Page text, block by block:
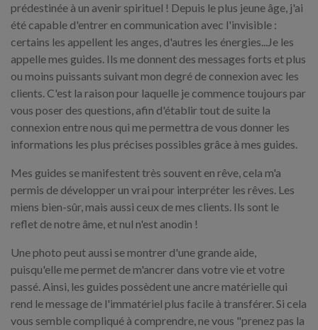
prédestinée à un avenir spirituel ! Depuis le plus jeune âge, j'ai
été capable d'entrer en communication avec l'invisible :
certains les appellent les anges, d'autres les énergies...Je les
appelle mes guides. Ils me donnent des messages forts et plus
ou moins puissants suivant mon degré de connexion avec les
clients. C'est la raison pour laquelle je commence toujours par
vous poser des questions, afin d'établir tout de suite la
connexion entre nous qui me permettra de vous donner les
informations les plus précises possibles grâce à mes guides.
Mes guides se manifestent très souvent en rêve, cela m'a
permis de développer un vrai pour interpréter les rêves. Les
miens bien-sûr, mais aussi ceux de mes clients. Ils sont le
reflet de notre âme, et nul n'est anodin !
Une photo peut aussi se montrer d'une grande aide,
puisqu'elle me permet de m'ancrer dans votre vie et votre
passé. Ainsi, les guides possèdent une ancre matérielle qui
rend le message de l'immatériel plus facile à transférer. Si cela
vous semble compliqué à comprendre, ne vous "prenez pas la